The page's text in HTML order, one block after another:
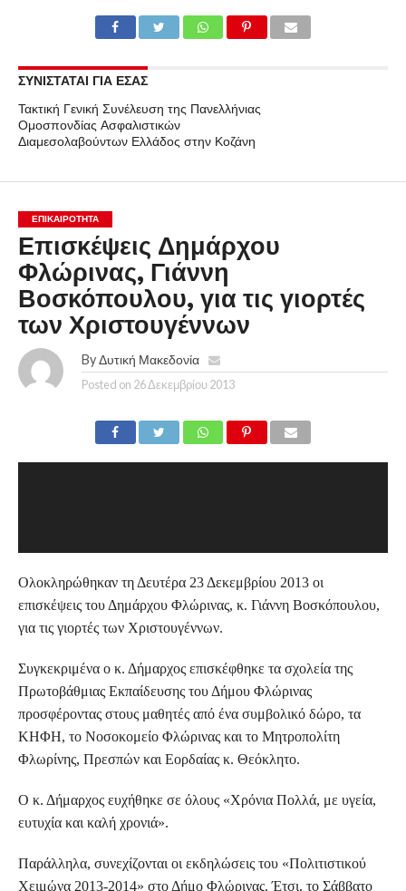
ΣΥΝΙΣΤΑΤΑΙ ΓΙΑ ΕΣΑΣ
Τακτική Γενική Συνέλευση της Πανελλήνιας
Ομοσπονδίας Ασφαλιστικών
Διαμεσολαβούντων Ελλάδος στην Κοζάνη
ΕΠΙΚΑΙΡΟΤΗΤΑ
Επισκέψεις Δημάρχου
Φλώρινας, Γιάννη
Βοσκόπουλου, για τις γιορτές
των Χριστουγέννων
By Δυτική Μακεδονία
Posted on 26 Δεκεμβρίου 2013
Ολοκληρώθηκαν τη Δευτέρα 23 Δεκεμβρίου 2013 οι
επισκέψεις του Δημάρχου Φλώρινας, κ. Γιάννη Βοσκόπουλου,
για τις γιορτές των Χριστουγέννων.
Συγκεκριμένα ο κ. Δήμαρχος επισκέφθηκε τα σχολεία της
Πρωτοβάθμιας Εκπαίδευσης του Δήμου Φλώρινας
προσφέροντας στους μαθητές από ένα συμβολικό δώρο, τα
ΚΗΦΗ, το Νοσοκομείο Φλώρινας και το Μητροπολίτη
Φλωρίνης, Πρεσπών και Εορδαίας κ. Θεόκλητο.
Ο κ. Δήμαρχος ευχήθηκε σε όλους «Χρόνια Πολλά, με υγεία,
ευτυχία και καλή χρονιά».
Παράλληλα, συνεχίζονται οι εκδηλώσεις του «Πολιτιστικού
Χειμώνα 2013-2014» στο Δήμο Φλώρινας. Έτσι, το Σάββατο